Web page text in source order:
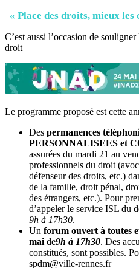
« Place des droits, mieux
C’est aussi l’occasion de
droit
Le programme proposé est cette
Des permanences
PERSONNALISEES et
assurées du mardi 21 au
professionnels du droit
défenseur des droits, etc.)
de la famille, droit pénal,
des étrangers, etc.). Pour
d’appeler le service ISL du
9h à 17h30.
Un forum ouvert à toutes
mai de9h à 17h30. Des
constitués, sont possibles.
spdm@ville-rennes.fr